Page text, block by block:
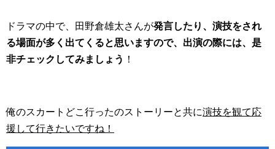
ドラマの中で、田野倉雄太さんが発言したり、演技をされ
る場面が多く出てくると思いますので、出演の際には、是
非チェックしてみましょう ！
俺のスカートどこ行ったのストーリーと共に演技を観て応
援して行きたいですね！